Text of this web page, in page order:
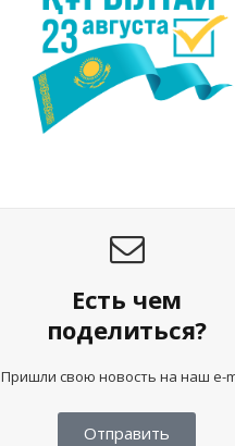
Есть чем
поделиться?
Пришли свою новость на наш e-
Отправить